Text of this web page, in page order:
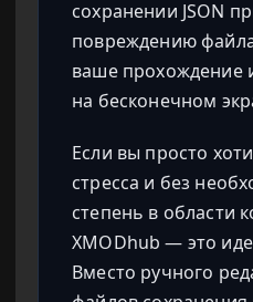
сохранении JSON
повреждению
ваше прохождение
на бесконечном
Если вы просто
стресса и без
степень в области
XMODhub — это
Вместо ручного